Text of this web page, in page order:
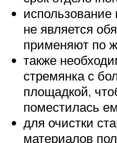
использование
не является
применяют по
также
стремянка с
площадкой,
поместилась
для очистки
материалов